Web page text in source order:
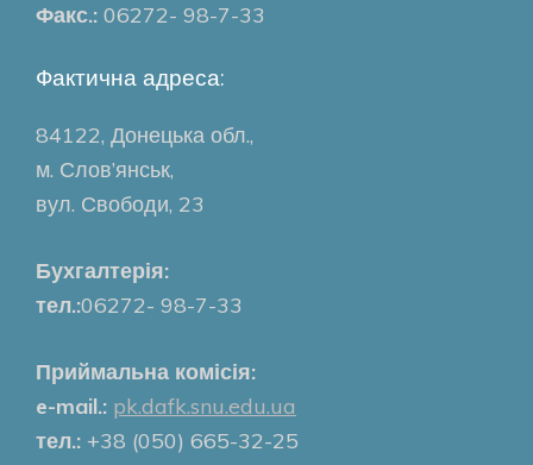
Факс.: 06272- 98-7-33
Фактична адреса:
84122, Донецька обл.,
м. Слов’янськ,
вул. Свободи, 23
Бухгалтерія:
тел.:06272- 98-7-33
Приймальна комісія:
e-mail.: pk.dafk.snu.edu.ua
тел.: +38 (050) 665-32-25